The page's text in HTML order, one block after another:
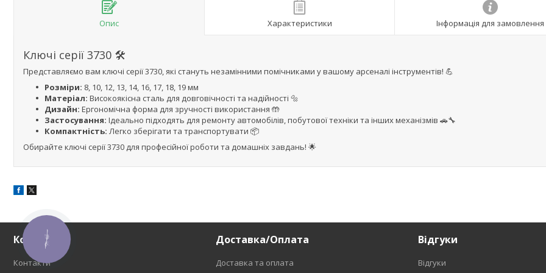
Опис Характеристики Інформація для замовлення
Ключі серії 3730 🛠️
Представляємо вам ключі серії 3730, які стануть незамінними помічниками у вашому арсеналі інструментів! 💪
Розміри: 8, 10, 12, 13, 14, 16, 17, 18, 19 мм
Матеріал: Високоякісна сталь для довговічності та надійності 🔩
Дизайн: Ергономічна форма для зручності використання 🤲
Застосування: Ідеально підходять для ремонту автомобілів, побутової техніки та інших механізмів 🚗🔧
Компактність: Легко зберігати та транспортувати 📦
Обирайте ключі серії 3730 для професійної роботи та домашніх завдань! 🌟
Контакти
Контакти
Доставка/Оплата
Доставка та оплата
Відгуки
Відгуки
КНОПКА
ЗВ'ЯЗКУ